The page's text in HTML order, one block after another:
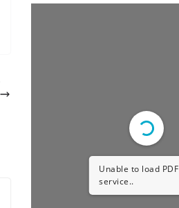
Unable to load PDF
service..